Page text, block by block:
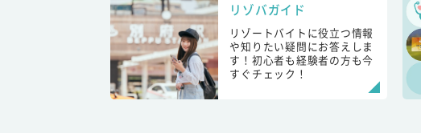
リゾバガイド
リゾートバイトに役立つ情報
や知りたい疑問にお答えしま
す！初心者も経験者の方も今
すぐチェック！